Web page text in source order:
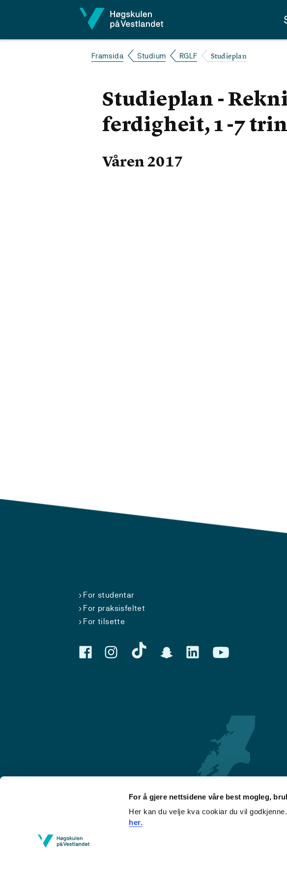
For å gjere nettsidene våre best mogleg,
Her kan du velje kva cookiar du vil
her.
Framsida Studium RGLF Studieplan
Studieplan -
ferdigheit, 1 -7
Våren 2017
For studentar
For praksisfeltet
For tilsette